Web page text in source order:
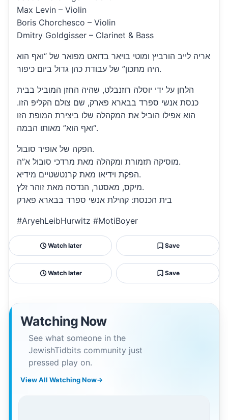
Max Levin – Violin
Boris Chorchesco – Violin
Dmitry Goldgisser – Clarinet & Bass
אריה לייב הורביץ ומוטי בויאר בדואט מפואר של “ואף הוא
היה מתכון” של עבודת כהן גדול ביום כיפור.
הלחן על ידי יוסלה רוזנבלט, שהיה החזן המוביל בבית
כנסת אנשי ספרד בבארא פארק, שם צולם הקליפּ הזו.
הוא אפילו הוביל את המקהלה שלו ביצירת המופת הזו
“ואף הוא” מאותו הבמה.
הפקה של אופיר סובול.
מוסיקה תזמורת ומקהלה מאת מרדכי סובול א”ה.
הפקת וידיאו מאת קרנטשׁטיים מידיא.
מיקס, מאסטר, הנדסה מאת זוהר זלץ.
בית הכנסת: קהילת אנשי ספרד בבארא פארק
#AryehLeibHurwitz #MotiBoyer
Watch later Save
Watch later Save
Watching Now
See what someone in the
JewishTidbits community just
pressed play on.
View All Watching Now→